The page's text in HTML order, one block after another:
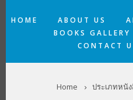
MAIN
NAVIGATION
HOME ABOUT US
BOOKS GALLERY
CONTACT
Home ประเภทหนั